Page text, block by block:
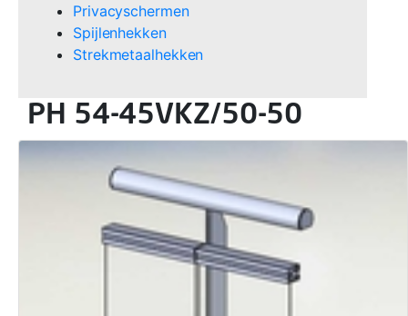
Privacyschermen
Spijlenhekken
Strekmetaalhekken
PH 54-45VKZ/50-50